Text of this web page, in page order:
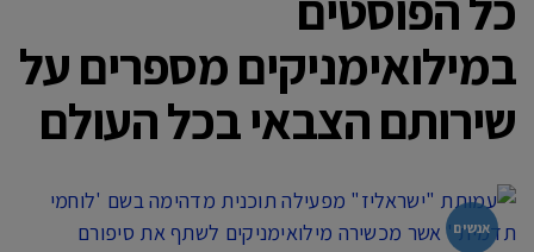
במילואימניקים מספרים על
שירותם הצבאי בכל העולם
אנשים